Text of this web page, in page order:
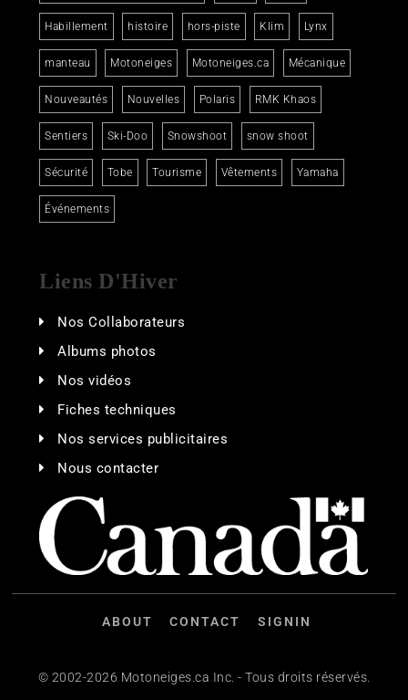
Habillement histoire hors-piste Klim Lynx
manteau Motoneiges Motoneiges.ca Mécanique
Nouveautés Nouvelles Polaris RMK Khaos
Sentiers Ski-Doo Snowshoot snow shoot
Sécurité Tobe Tourisme Vêtements Yamaha
Événements
Liens D'Hiver
Nos Collaborateurs
Albums photos
Nos vidéos
Fiches techniques
Nos services publicitaires
Nous contacter
ABOUT CONTACT SIGNIN
© 2002-2026 Motoneiges.ca Inc. - Tous droits réservés.